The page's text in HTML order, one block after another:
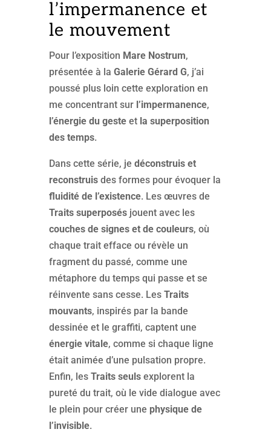
l’impermanence et
le mouvement
Pour l’exposition Mare Nostrum,
présentée à la Galerie Gérard G, j’ai
poussé plus loin cette exploration en
me concentrant sur l’impermanence,
l’énergie du gesteet la superposition
des temps.
Dans cette série, je déconstruis et
reconstruisdes formes pour évoquer la
fluidité de l’existence. Les œuvres de
Traits superposésjouent avec les
couches de signes et de couleurs, où
chaque trait efface ou révèle un
fragment du passé, comme une
métaphore du temps qui passe et se
réinvente sans cesse. Les Traits
mouvants, inspirés par la bande
dessinée et le graffiti, captent une
énergie vitale, comme si chaque ligne
était animée d’une pulsation propre.
Enfin, les Traits seulsexplorent la
pureté du trait, où le vide dialogue avec
le plein pour créer une physique de
l’invisible.